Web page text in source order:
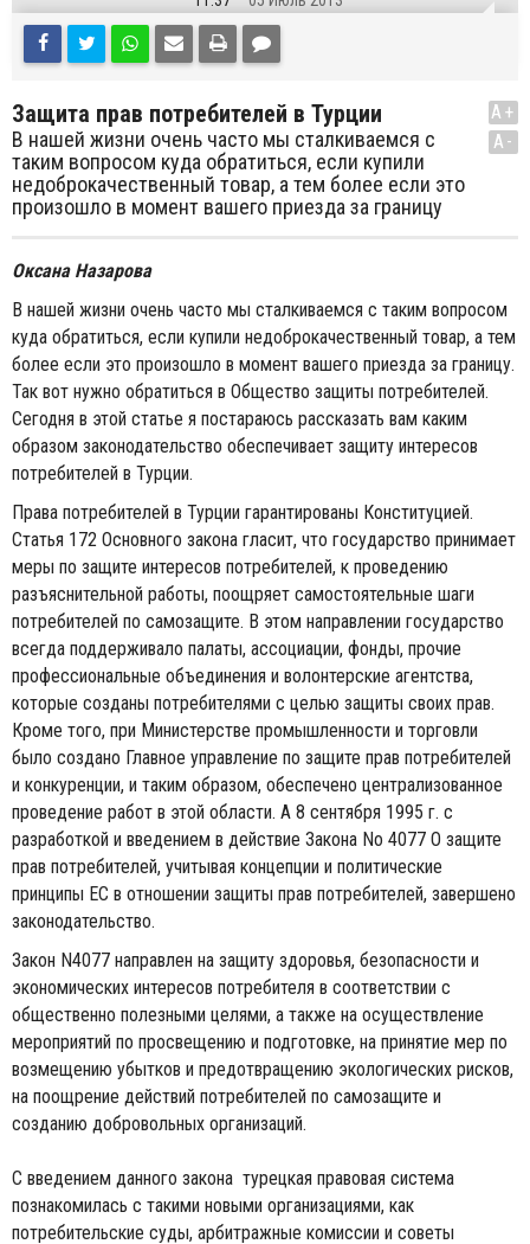
Защита прав потребителей в Турции
В нашей жизни очень часто мы сталкиваемся с
таким вопросом куда обратиться, если купили
недоброкачественный товар, а тем более если это
произошло в момент вашего приезда за границу
A+
A-
Оксана Назарова
В нашей жизни очень часто мы сталкиваемся с таким вопросом
куда обратиться, если купили недоброкачественный товар, а тем
более если это произошло в момент вашего приезда за границу.
Так вот нужно обратиться в Общество защиты потребителей.
Сегодня в этой статье я постараюсь рассказать вам каким
образом законодательство обеспечивает защиту интересов
потребителей в Турции.
Права потребителей в Турции гарантированы Конституцией.
Статья 172 Основного закона гласит, что государство принимает
меры по защите интересов потребителей, к проведению
разъяснительной работы, поощряет самостоятельные шаги
потребителей по самозащите. В этом направлении государство
всегда поддерживало палаты, ассоциации, фонды, прочие
профессиональные объединения и волонтерские агентства,
которые созданы потребителями с целью защиты своих прав.
Кроме того, при Министерстве промышленности и торговли
было создано Главное управление по защите прав потребителей
и конкуренции, и таким образом, обеспечено централизованное
проведение работ в этой области. А 8 сентября 1995 г. с
разработкой и введением в действие Закона No 4077 О защите
прав потребителей, учитывая концепции и политические
принципы ЕС в отношении защиты прав потребителей, завершено
законодательство.
Закон N4077 направлен на защиту здоровья, безопасности и
экономических интересов потребителя в соответствии с
общественно полезными целями, а также на осуществление
мероприятий по просвещению и подготовке, на принятие мер по
возмещению убытков и предотвращению экологических рисков,
на поощрение действий потребителей по самозащите и
созданию добровольных организаций.
С введением данного закона турецкая правовая система
познакомилась с такими новыми организациями, как
потребительские суды, арбитражные комиссии и советы